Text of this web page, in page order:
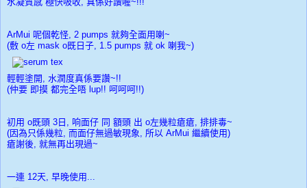
ArMui 呢個乾怪, 2 pumps 就夠全面用喇~
(敷 o左 mask o既日子, 1.5 pumps 就 ok 喇我~)
輕輕塗開, 水潤度真係要讚~!!
(仲要 即摸 都完全唔 lup!! 呵呵呵!!)
初用 o既頭 3日, 响面仔 同 額頭 出 o左幾粒瘡瘡, 排排毒~
(因為只係幾粒, 而面仔無過敏現象, 所以 ArMui 繼續使用)
瘡謝後, 就無再出現過~
一連 12天, 早晚使用...